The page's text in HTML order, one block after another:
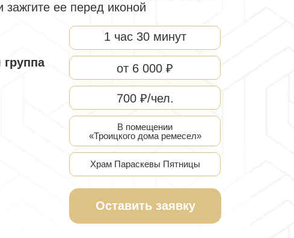
зажгите ее перед иконой
1 час 30 минут
700 ₽/чел.
от 6 000 ₽
В помещении
«Троицкого дома ремесел»
Храм Параскевы Пятницы
Оставить заявку